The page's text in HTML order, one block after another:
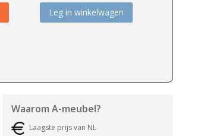
Leg in winkelwagen
Waarom A-meubel?
Laagste prijs van NL